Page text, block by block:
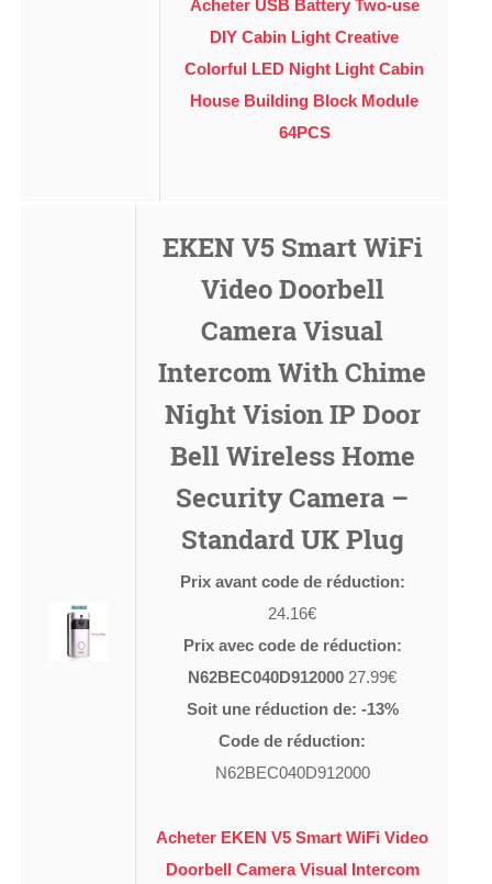
Acheter USB Battery Two-use
DIY Cabin Light Creative
Colorful LED Night Light Cabin
House Building Block Module
64PCS
EKEN V5 Smart WiFi
Video Doorbell
Camera Visual
Intercom With Chime
Night Vision IP Door
Bell Wireless Home
Security Camera –
Standard UK Plug
Prix avant code de réduction:
24.16€
Prix avec code de réduction:
N62BEC040D912000 27.99€
Soit une réduction de: -13%
Code de réduction:
N62BEC040D912000
Acheter EKEN V5 Smart WiFi Video
Doorbell Camera Visual Intercom